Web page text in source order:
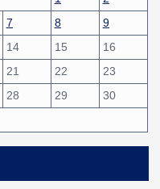
7 8
9
14 15
16
21 22
23
28 29
30